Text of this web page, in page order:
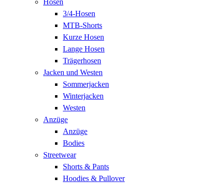
3/4-Hosen
MTB-Shorts
Kurze Hosen
Lange Hosen
Trägerhosen
Jacken und Westen
Sommerjacken
Winterjacken
Westen
Anzüge
Anzüge
Bodies
Streetwear
Shorts & Pants
Hoodies & Pullover